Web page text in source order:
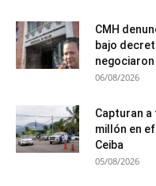
CMH
bajo
06/08/2026
Capturan a
millón en
Ceiba
05/08/2026